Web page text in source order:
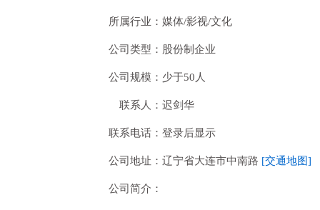
所属行业： 媒体/影视/文化
公司类型： 股份制企业
公司规模： 少于50人
联系人： 迟剑华
联系电话： 登录后显示
公司地址： 辽宁省大连市中南路 [交通地图]
公司简介：